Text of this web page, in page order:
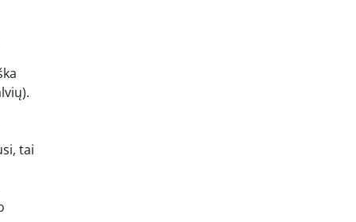
tai